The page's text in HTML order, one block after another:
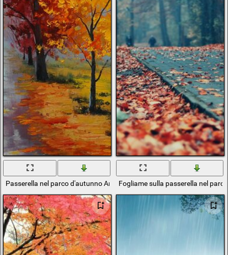
Passerella nel parco d'autunno Art Fogliame sulla passerella nel